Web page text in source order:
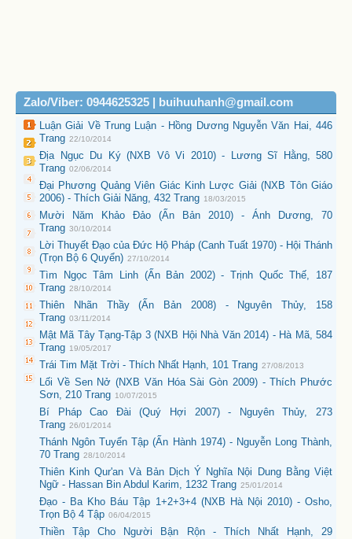
Zalo/Viber: 0944625325 | buihuuhanh@gmail.com
Luận Giải Về Trung Luận - Hồng Dương Nguyễn Văn Hai, 446
Trang 22/10/2014
Địa Ngục Du Ký (NXB Vô Vi 2010) - Lương Sĩ Hằng, 580
Trang 02/06/2014
Đại Phương Quảng Viên Giác Kinh Lược Giải (NXB Tôn Giáo
2006) - Thích Giải Năng, 432 Trang 18/03/2015
Mười Năm Khảo Đảo (Ấn Bản 2010) - Ánh Dương, 70
Trang 30/10/2014
Lời Thuyết Đạo của Đức Hộ Pháp (Canh Tuất 1970) - Hội Thánh
(Trọn Bộ 6 Quyển) 27/10/2014
Tìm Ngọc Tâm Linh (Ấn Bản 2002) - Trịnh Quốc Thế, 187
Trang 28/10/2014
Thiên Nhãn Thầy (Ấn Bản 2008) - Nguyên Thủy, 158
Trang 03/11/2014
Mật Mã Tây Tạng-Tập 3 (NXB Hội Nhà Văn 2014) - Hà Mã, 584
Trang 19/05/2017
Trái Tim Mặt Trời - Thích Nhất Hạnh, 101 Trang 27/08/2013
Lối Về Sen Nở (NXB Văn Hóa Sài Gòn 2009) - Thích Phước
Sơn, 210 Trang 10/07/2015
Bí Pháp Cao Đài (Quý Hợi 2007) - Nguyên Thủy, 273
Trang 26/01/2014
Thánh Ngôn Tuyển Tập (Ấn Hành 1974) - Nguyễn Long Thành,
70 Trang 28/10/2014
Thiên Kinh Qur'an Và Bản Dịch Ý Nghĩa Nội Dung Bằng Việt
Ngữ - Hassan Bin Abdul Karim, 1232 Trang 25/01/2014
Đạo - Ba Kho Báu Tập 1+2+3+4 (NXB Hà Nội 2010) - Osho,
Trọn Bộ 4 Tập 06/04/2015
Thiền Tập Cho Người Bận Rộn - Thích Nhất Hạnh, 29